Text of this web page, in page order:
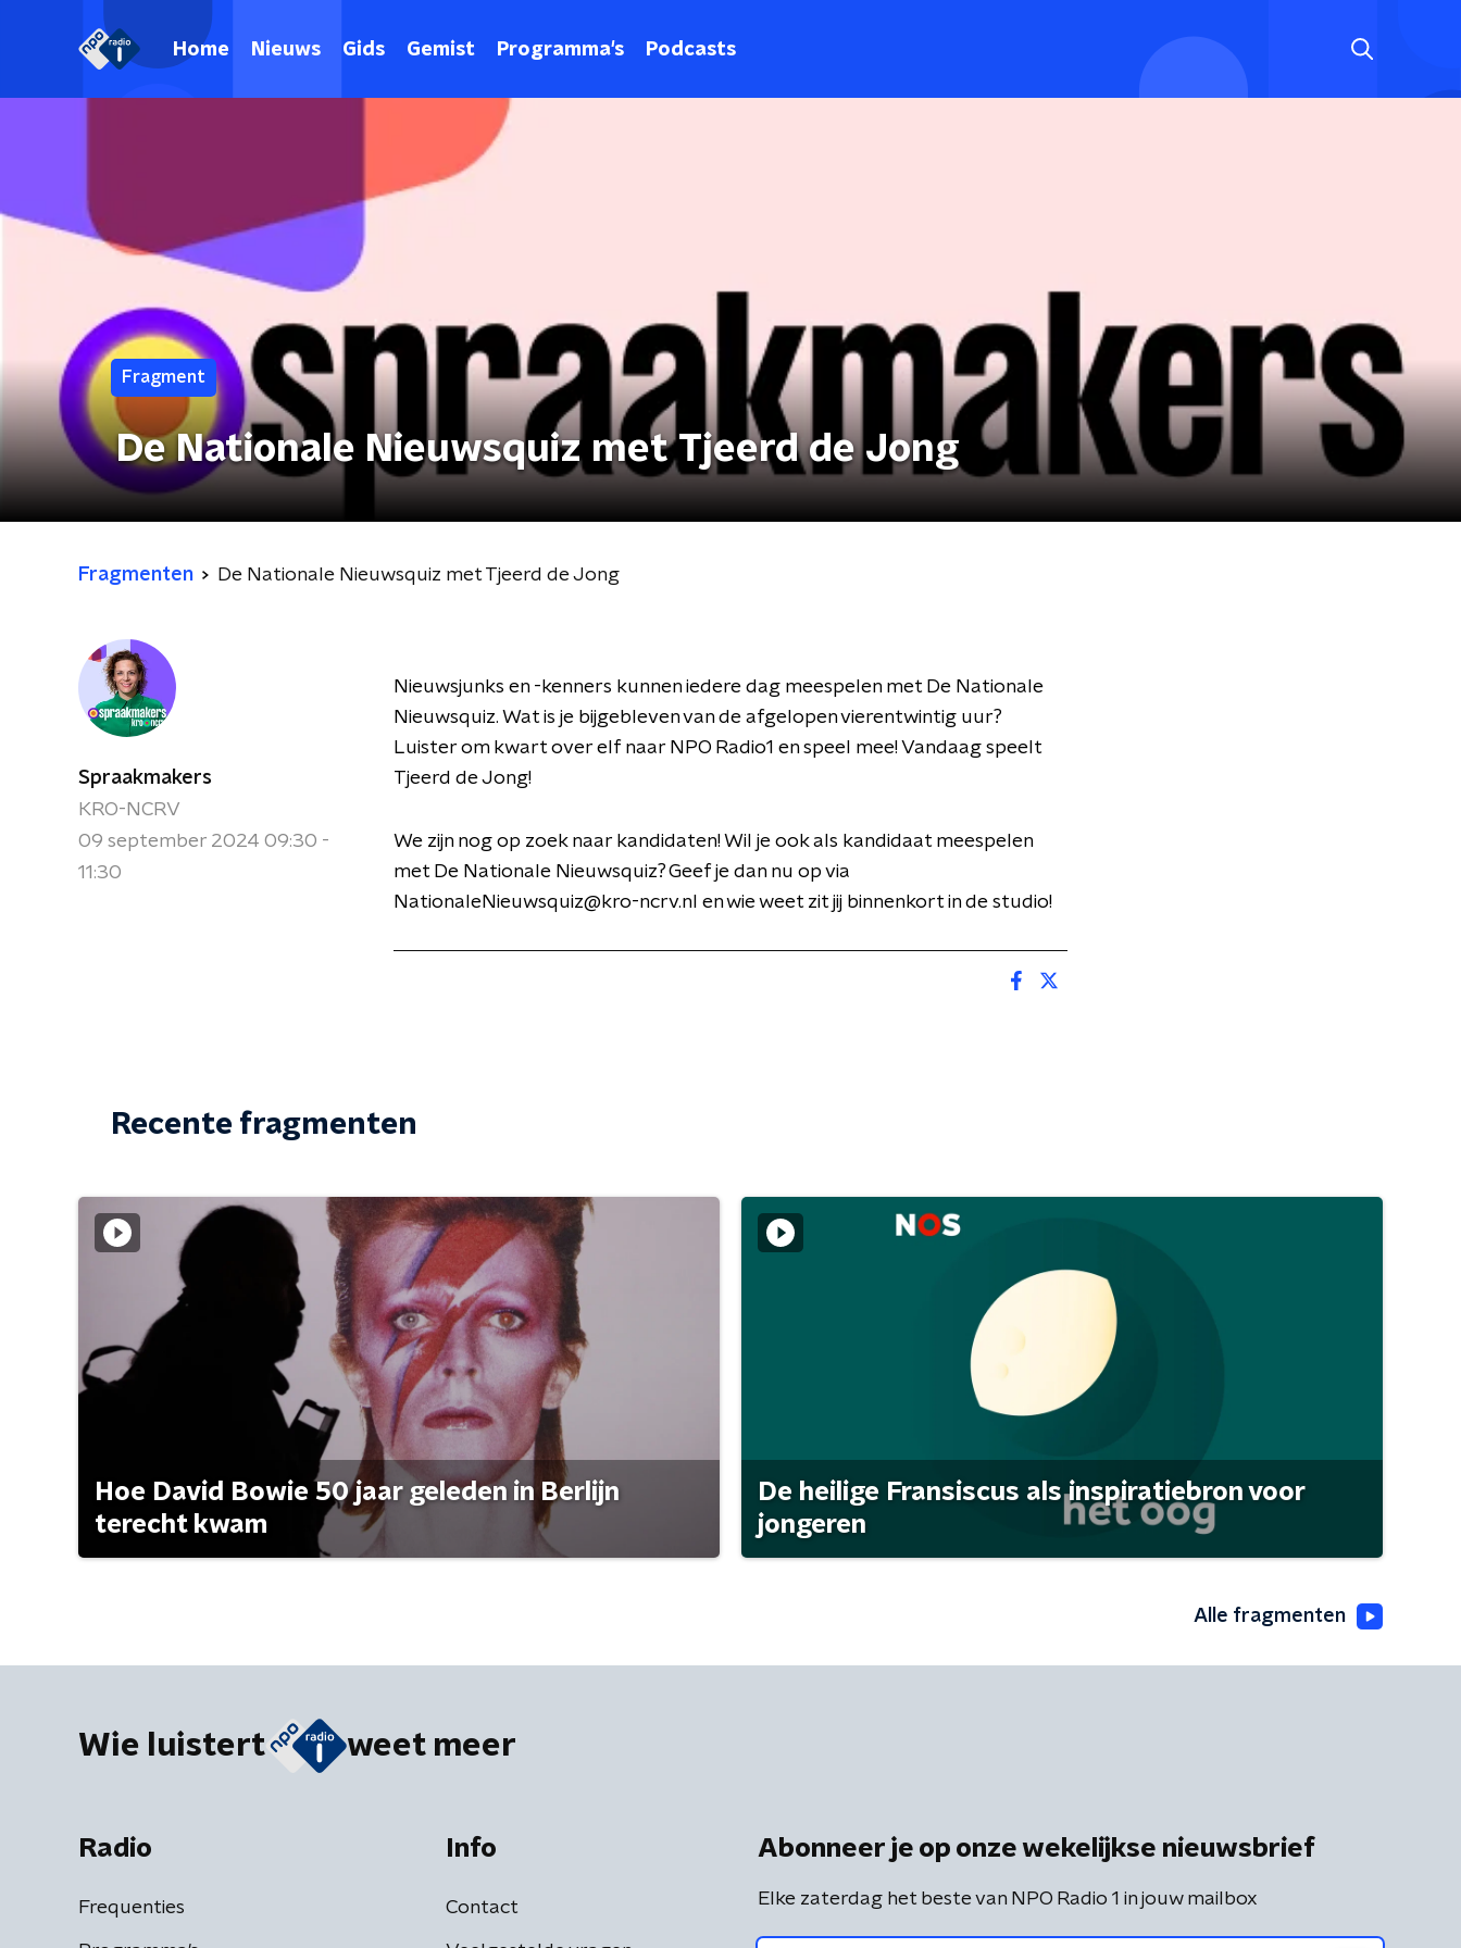
Home Nieuws Gids Gemist Programma's Podcasts
Fragment
De Nationale Nieuwsquiz met Tjeerd de Jong
Fragmenten De Nationale Nieuwsquiz met Tjeerd de Jong
Spraakmakers
KRO-NCRV
09 september 2024 09:30 -
11:30
Nieuwsjunks en -kenners kunnen iedere dag meespelen met De Nationale
Nieuwsquiz. Wat is je bijgebleven van de afgelopen vierentwintig uur?
Luister om kwart over elf naar NPO Radio1 en speel mee! Vandaag speelt
Tjeerd de Jong!
We zijn nog op zoek naar kandidaten! Wil je ook als kandidaat meespelen
met De Nationale Nieuwsquiz? Geef je dan nu op via
NationaleNieuwsquiz@kro-ncrv.nl en wie weet zit jij binnenkort in de studio!
Recente fragmenten
Hoe David Bowie 50 jaar geleden in Berlijn
terecht kwam
De heilige Fransiscus als inspiratiebron voor
jongeren
Alle fragmenten
Wie luistert weet meer
Radio
Frequenties
Info
Contact
Abonneer je op onze wekelijkse nieuwsbrief
Elke zaterdag het beste van NPO Radio 1 in jouw mailbox